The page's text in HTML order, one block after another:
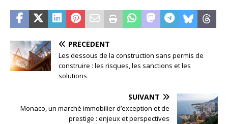
PRÉCÉDENT
Les dessous de la construction sans permis de
construire : les risques, les sanctions et les
solutions
SUIVANT
Monaco, un marché immobilier d’exception et de
prestige : enjeux et perspectives